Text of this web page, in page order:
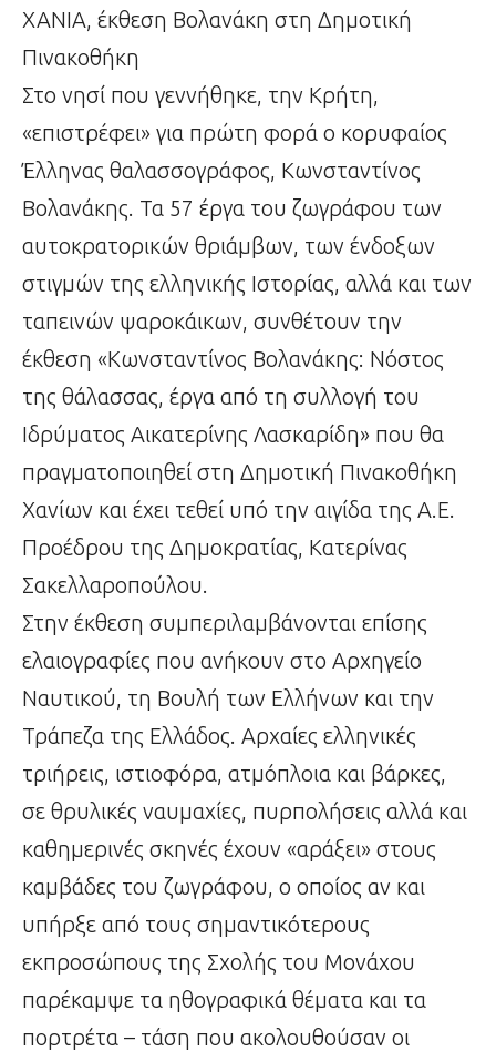
ΧΑΝΙΑ, έκθεση Βολανάκη στη Δημοτική
Πινακοθήκη
Στο νησί που γεννήθηκε, την Κρήτη,
«επιστρέφει» για πρώτη φορά ο κορυφαίος
Έλληνας θαλασσογράφος, Κωνσταντίνος
Βολανάκης. Τα 57 έργα του ζωγράφου των
αυτοκρατορικών θριάμβων, των ένδοξων
στιγμών της ελληνικής Ιστορίας, αλλά και των
ταπεινών ψαροκάικων, συνθέτουν την
έκθεση «Κωνσταντίνος Βολανάκης: Νόστος
της θάλασσας, έργα από τη συλλογή του
Ιδρύματος Αικατερίνης Λασκαρίδη» που θα
πραγματοποιηθεί στη Δημοτική Πινακοθήκη
Χανίων και έχει τεθεί υπό την αιγίδα της Α.Ε.
Προέδρου της Δημοκρατίας, Κατερίνας
Σακελλαροπούλου.
Στην έκθεση συμπεριλαμβάνονται επίσης
ελαιογραφίες που ανήκουν στο Αρχηγείο
Ναυτικού, τη Βουλή των Ελλήνων και την
Τράπεζα της Ελλάδος. Αρχαίες ελληνικές
τριήρεις, ιστιοφόρα, ατμόπλοια και βάρκες,
σε θρυλικές ναυμαχίες, πυρπολήσεις αλλά και
καθημερινές σκηνές έχουν «αράξει» στους
καμβάδες του ζωγράφου, ο οποίος αν και
υπήρξε από τους σημαντικότερους
εκπροσώπους της Σχολής του Μονάχου
παρέκαμψε τα ηθογραφικά θέματα και τα
πορτρέτα – τάση που ακολουθούσαν οι